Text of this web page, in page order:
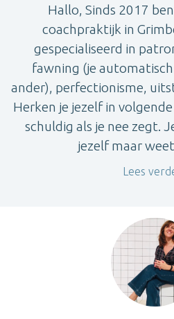
Hallo, Sinds 2017
coachpraktijk in
gespecialiseerd in
fawning (je automatisch
ander), perfectionisme,
Herken je jezelf in
schuldig als je nee zegt.
jezelf maar
Lees